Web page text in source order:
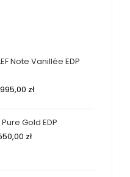
Note Vanillée EDP
995,00 zł
Pure Gold EDP
zł